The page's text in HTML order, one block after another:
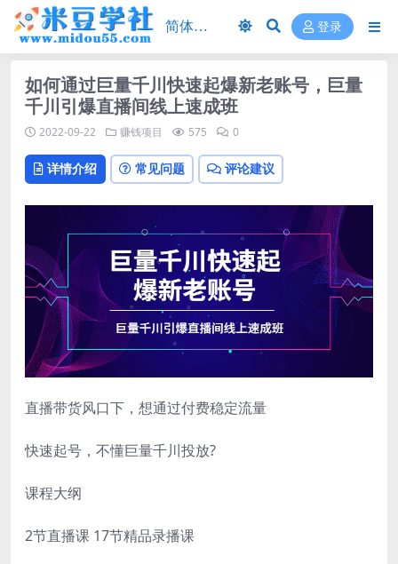
登录
如何通过巨量千川快速起爆新老账号，巨量
千川引爆直播间线上速成班
2022-09-22 赚钱项目 575 0
详情介绍 常见问题 评论建议
直播带货风口下，想通过付费稳定流量
快速起号，不懂巨量千川投放?
课程大纲
2节直播课 17节精品录播课